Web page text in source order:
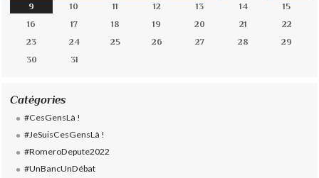
9
10 11 12 13 14
15
16
17 18 19 20 21
22
23
24 25 26 27 28
29
30
31
Catégories
#CesGensLà !
#JeSuisCesGensLà !
#RomeroDepute2022
#UnBancUnDébat